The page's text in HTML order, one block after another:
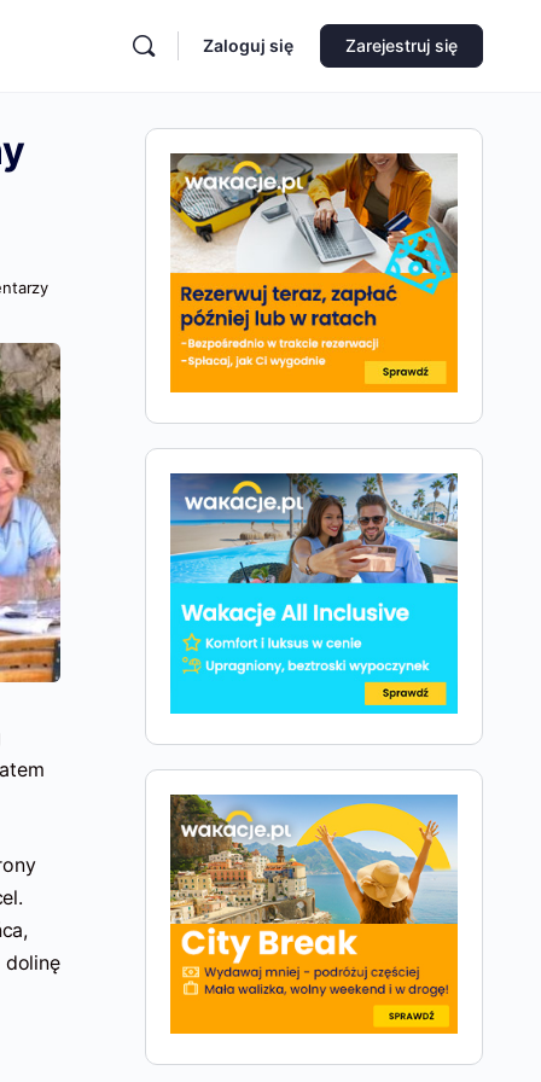
Zaloguj się Zarejestruj się
dolinę